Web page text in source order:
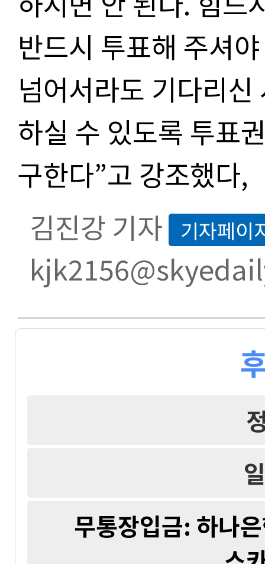
반드시 투표해 주셔
넘어서라도 기다리
하실 수 있도록 투표
구한다”고 강조했다,
김진강 기자 기자페이
무통장입금: 하나